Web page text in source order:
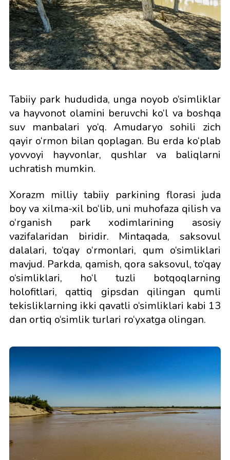
Tabiiy park hududida, unga noyob o‘simliklar
va hayvonot olamini beruvchi ko‘l va boshqa
suv manbalari yo‘q. Amudaryo sohili zich
qayir o‘rmon bilan qoplagan. Bu erda ko‘plab
yovvoyi hayvonlar, qushlar va baliqlarni
uchratish mumkin.
Xorazm milliy tabiiy parkining florasi juda
boy va xilma-xil bo‘lib, uni muhofaza qilish va
o‘rganish park xodimlarining asosiy
vazifalaridan biridir. Mintaqada, saksovul
dalalari, to‘qay o‘rmonlari, qum o‘simliklari
mavjud. Parkda, qamish, qora saksovul, to‘qay
o‘simliklari, ho‘l tuzli botqoqlarning
holofitlari, qattiq gipsdan qilingan qumli
tekisliklarning ikki qavatli o‘simliklari kabi 13
dan ortiq o‘simlik turlari ro‘yxatga olingan.